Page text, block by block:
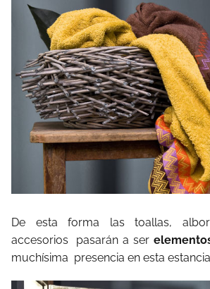
De esta forma las toallas,
accesorios
pasarán a ser
muchísima presencia en esta